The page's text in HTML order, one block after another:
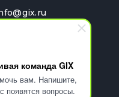
команда GIX
вам. Напишите,
появятся вопросы.